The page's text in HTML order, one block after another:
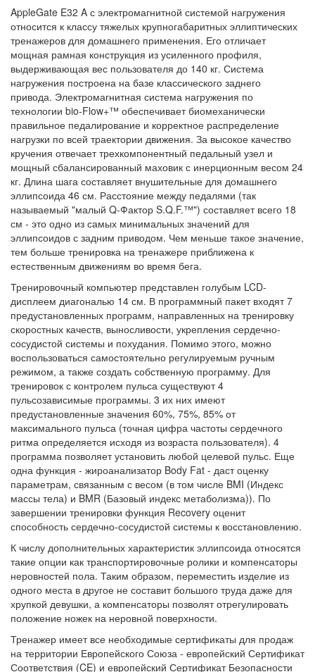
AppleGate E32 A с электромагнитной системой нагружения
относится к классу тяжелых крупногабаритных эллиптических
тренажеров для домашнего применения. Его отличает
мощная рамная конструкция из усиленного профиля,
выдерживающая вес пользователя до 140 кг. Система
нагружения построена на базе классического заднего
привода. Электромагнитная система нагружения по
технологии bio-Flow+™ обеспечивает биомеханически
правильное педалирование и корректное распределение
нагрузки по всей траектории движения. За высокое качество
кручения отвечает трехкомпонентный педальный узел и
мощный сбалансированный маховик с инерционным весом 24
кг. Длина шага составляет внушительные для домашнего
эллипсоида 46 см. Расстояние между педалями (так
называемый "малый Q-Фактор S.Q.F.™") составляет всего 18
см - это одно из самых минимальных значений для
эллипсоидов с задним приводом. Чем меньше такое значение,
тем больше тренировка на тренажере приближена к
естественным движениям во время бега.
Тренировочный компьютер представлен голубым LCD-
дисплеем диагональю 14 см. В программный пакет входят 7
предустановленных программ, направленных на тренировку
скоростных качеств, выносливости, укрепления сердечно-
сосудистой системы и похудания. Помимо этого, можно
воспользоваться самостоятельно регулируемым ручным
режимом, а также создать собственную программу. Для
тренировок с контролем пульса существуют 4
пульсозависимые программы. 3 их них имеют
предустановленные значения 60%, 75%, 85% от
максимального пульса (точная цифра частоты сердечного
ритма определяется исходя из возраста пользователя). 4
программа позволяет установить любой целевой пульс. Еще
одна функция - жироанализатор Body Fat - даст оценку
параметрам, связанным с весом (в том числе BMI (Индекс
массы тела) и BMR (Базовый индекс метаболизма)). По
завершении тренировки функция Recovery оценит
способность сердечно-сосудистой системы к восстановлению.
К числу дополнительных характеристик эллипсоида относятся
такие опции как транспортировочные ролики и компенсаторы
неровностей пола. Таким образом, переместить изделие из
одного места в другое не составит большого труда даже для
хрупкой девушки, а компенсаторы позволят отрегулировать
положение ножек на неровной поверхности.
Тренажер имеет все необходимые сертификаты для продаж
на территории Европейского Союза - европейский Сертификат
Соответствия (CE) и европейский Сертификат Безопасности